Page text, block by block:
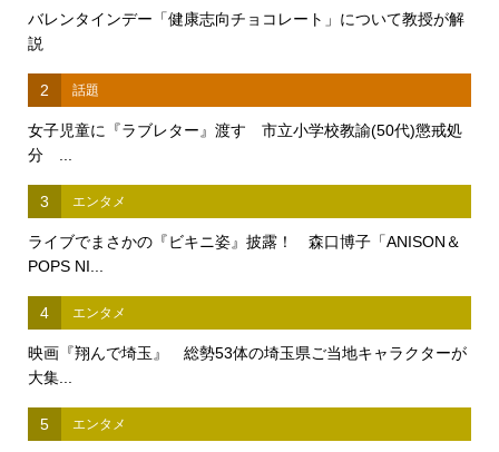
バレンタインデー「健康志向チョコレート」について教授が解
説
2 話題
女子児童に『ラブレター』渡す 市立小学校教諭(50代)懲戒処
分 ...
3 エンタメ
ライブでまさかの『ビキニ姿』披露！ 森口博子「ANISON＆
POPS NI...
4 エンタメ
映画『翔んで埼玉』 総勢53体の埼玉県ご当地キャラクターが
大集...
5 エンタメ